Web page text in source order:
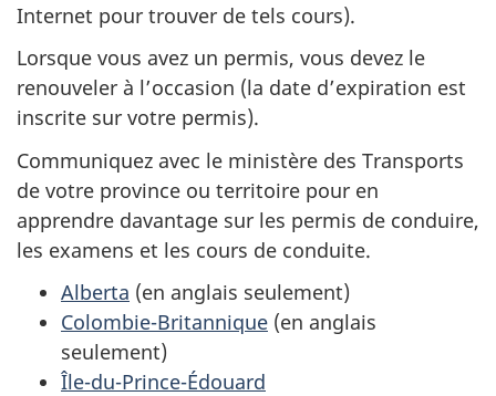
Internet pour trouver de tels cours).
Lorsque vous avez un permis, vous devez le
renouveler à l’occasion (la date d’expiration est
inscrite sur votre permis).
Communiquez avec le ministère des Transports
de votre province ou territoire pour en
apprendre davantage sur les permis de conduire,
les examens et les cours de conduite.
Alberta (en anglais seulement)
Colombie-Britannique (en anglais
seulement)
Île-du-Prince-Édouard